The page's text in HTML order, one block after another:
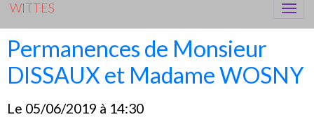
WITTES
Permanences de Monsieur
DISSAUX et Madame WOSNY
Le 05/06/2019 à 14:30